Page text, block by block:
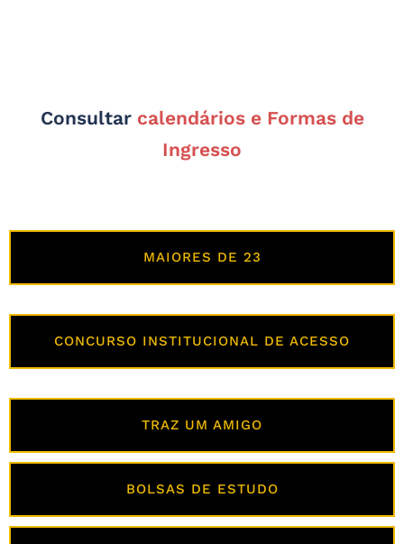
Consultar calendários e Formas de
Ingresso
MAIORES DE 23
CONCURSO INSTITUCIONAL DE ACESSO
TRAZ UM AMIGO
BOLSAS DE ESTUDO